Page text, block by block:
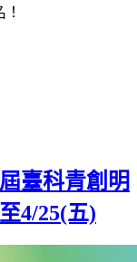
臺科青創明
4/25(五)